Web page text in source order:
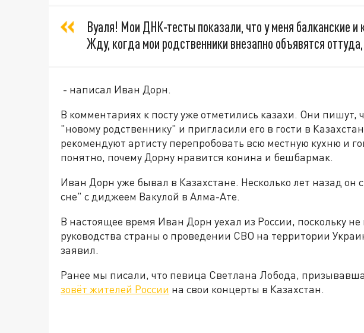
Вуаля! Мои ДНК-тесты показали, что у меня балканские и
Жду, когда мои родственники внезапно объявятся оттуда,
- написал Иван Дорн.
В комментариях к посту уже отметились казахи. Они пишут,
"новому родственнику" и пригласили его в гости в
рекомендуют артисту перепробовать всю местную кухню и
понятно, почему Дорну нравится конина и бешбармак.
Иван Дорн уже бывал в Казахстане. Несколько лет назад
сне" с диджеем Вакулой в Алма-Ате.
В настоящее время Иван Дорн уехал из России, поскольку
руководства страны о проведении СВО на территории
заявил.
Ранее мы писали, что певица Светлана Лобода,
зовёт жителей России на свои концерты в Казахстан.